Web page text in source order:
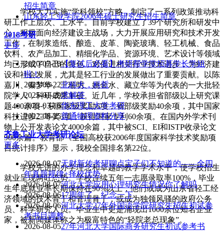
学校大力实施“学科领校”方略，制定了一系列政策推动科
研工作上层次、上水平。目前学校建立了39个研究所和研发中
心，积极面向经济建设主战场，大力开展应用研究和技术开发
工作，在制浆造纸、酿造、皮革、陶瓷玻璃、轻工机械、食品
饮料、农产品加工、精细化学品、资源环境、艺术设计等领域
均已形成了自己的特色，对促进相关行业技术进步，为经济建
设和社会发展，尤其是轻工行业的发展做出了重要贡献。以陈
嘉川、秦梦华、王瑞明、姚金水、藏立华等为代表的一大批轻
院学人，科研成果丰硕。近几年，学校承担省部级以上研究课
题400余项；获国家级奖励6项，省部级奖励40余项，其中国家
科技进步二等奖3项；获得国家专利60余项。在国内外学术刊
物上公开发表论文4000余篇，其中被SCI、EI和ISTP收录论文
900余篇。教育部《全国高校获2006年度国家科学技术奖励项
目统计排序》显示，我校全国排名第22位。
学校先进的办学理念和卓越的教学学术水平，使学校招生
就业呈现两旺态势。学校连续五年一志愿录取率100%，毕业
生年底就业率长期保持在90%以上，他们或成为山东省轻工经
济领域的技术骨干和管理骨干，或成为独领风骚的政府公务
员、科学研究人员。毕业生中更是涌现出1000余位知名企业
家，被新闻媒体称之为极富特色的“轻院老总现象”。
招生简章
山东轻工业学院2006年硕士研究生招生简章
2018考研
更多
2020-07-18【复试后必看】考研帮学堂招募学长学姐
啦！
2025-06-22北科大，科哲
2025-01-29求解答
2023-03-16华东理工大学考研
2022-08-25普通物理资料分享
齐鲁工业大学考研论坛
更多
2026-08-07天财新传考研聊点宝子们不知道的——全四
年真题规律+择校优势
2026-08-07河北大学应用心理研究生情况你了解吗
2026-08-0617周年了，纪念一下
2026-08-06河北大学27年外国语学院研究生招生初试参
考书目调整
2026-08-0527年河北大学国际商务研究生初试参考书